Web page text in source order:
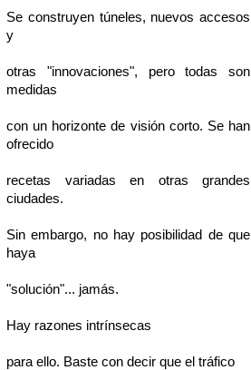
Se construyen túneles, nuevos accesos
y
otras "innovaciones", pero todas son
medidas
con un horizonte de visión corto. Se han
ofrecido
recetas variadas en otras grandes
ciudades.
Sin embargo, no hay posibilidad de que
haya
"solución"... jamás.
Hay razones intrínsecas
para ello. Baste con decir que el tráfico